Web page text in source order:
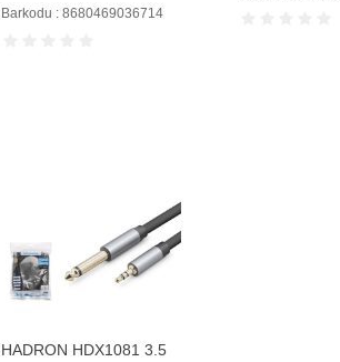
Barkodu : 8680469036714
HADRON HDX1081 3.5